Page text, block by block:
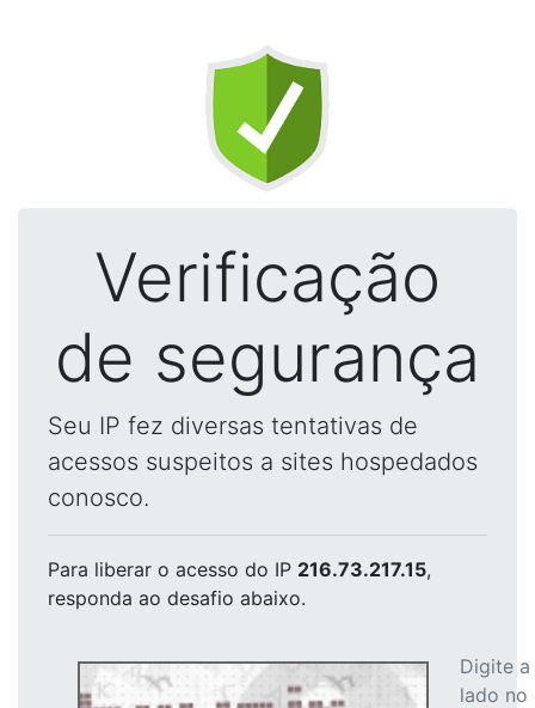
Verificação
de segurança
Seu IP fez diversas tentativas de
acessos suspeitos a sites hospedados
conosco.
Para liberar o acesso do IP 216.73.217.15,
responda ao desafio abaixo.
Digite
lado no